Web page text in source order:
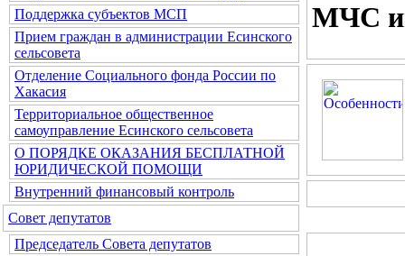
Поддержка субъектов МСП
Прием граждан в администрации Есинского
сельсовета
Отделение Социального фонда России по
Хакасия
Территориальное общественное
самоуправление Есинского сельсовета
О ПОРЯДКЕ ОКАЗАНИЯ БЕСПЛАТНОЙ
ЮРИДИЧЕСКОЙ ПОМОЩИ
Внутренний финансовый контроль
Совет депутатов
Председатель Совета депутатов
МЧС